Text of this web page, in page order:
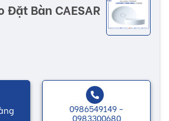
Đặt Bàn CAESAR
0986549149 -
0983300680